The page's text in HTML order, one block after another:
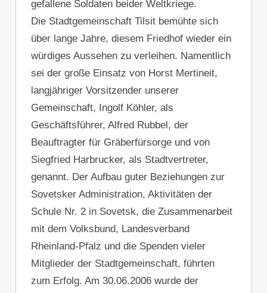
gefallene Soldaten beider Weltkriege.
Die Stadtgemeinschaft Tilsit bemühte sich
über lange Jahre, diesem Friedhof wieder ein
würdiges Aussehen zu verleihen. Namentlich
sei der große Einsatz von Horst Mertineit,
langjähriger Vorsitzender unserer
Gemeinschaft, Ingolf Köhler, als
Geschäftsführer, Alfred Rubbel, der
Beauftragter für Gräberfürsorge und von
Siegfried Harbrucker, als Stadtvertreter,
genannt. Der Aufbau guter Beziehungen zur
Sovetsker Administration, Aktivitäten der
Schule Nr. 2 in Sovetsk, die Zusammenarbeit
mit dem Volksbund, Landesverband
Rheinland-Pfalz und die Spenden vieler
Mitglieder der Stadtgemeinschaft, führten
zum Erfolg. Am 30.06.2006 wurde der